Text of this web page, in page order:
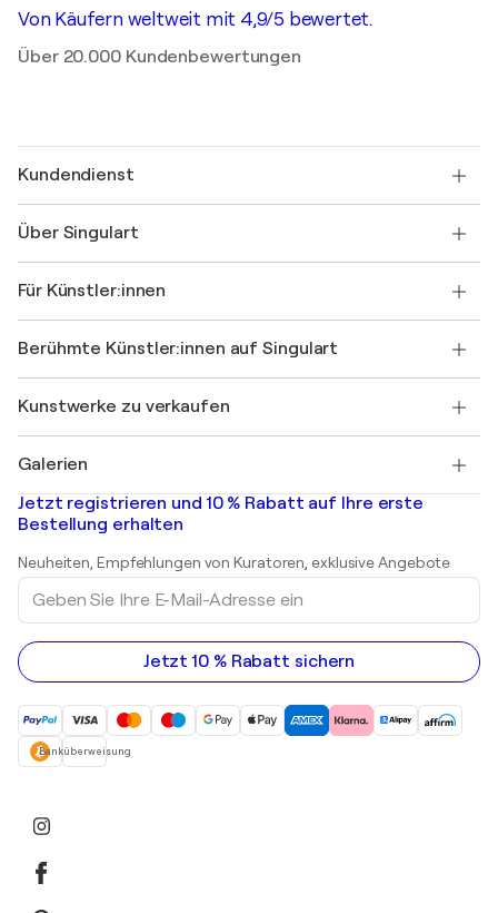
Von Käufern weltweit mit 4,9/5 bewertet.
Über 20.000 Kundenbewertungen
Kundendienst
Versand
Einen Gutschein verschenken
Werden Sie Mitglied unseres Handelsprogramms
Ihr Konto
+49 30 31196995
Über Singulart
FAQ
Singulart-Magazin
Jobs
Entdecken Sie kuratierte Originalkunst
Für Künstler:innen
Als Künstler anmelden
Berühmte Künstler:innen auf Singulart
Marc Chagall
Banksy
Mr. Brainwash
Shepard Fairey
Kunstwerke zu verkaufen
Abstrakte Gemälde zu verkaufen
Landschaftsgemälde
Drucke
Acrylgemälde
Galerien
Kunstgalerien in Deutschland
Kunstgalerien in Schweiz
Jetzt registrieren und 10 % Rabatt auf Ihre erste
Bestellung erhalten
Neuheiten, Empfehlungen von Kuratoren, exklusive Angebote
Geben
Sie
Ihre
E-
Mail-
Adresse
Jetzt 10 % Rabatt sichern
Banküberweisung